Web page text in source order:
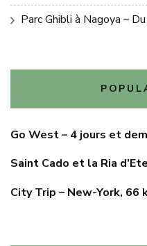
Parc Ghibli à Nagoya –
Go West – 4 jours et
Saint Cado et la Ria
City Trip – New-York, 66